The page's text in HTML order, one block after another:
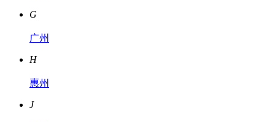
G
广州
H
惠州
J